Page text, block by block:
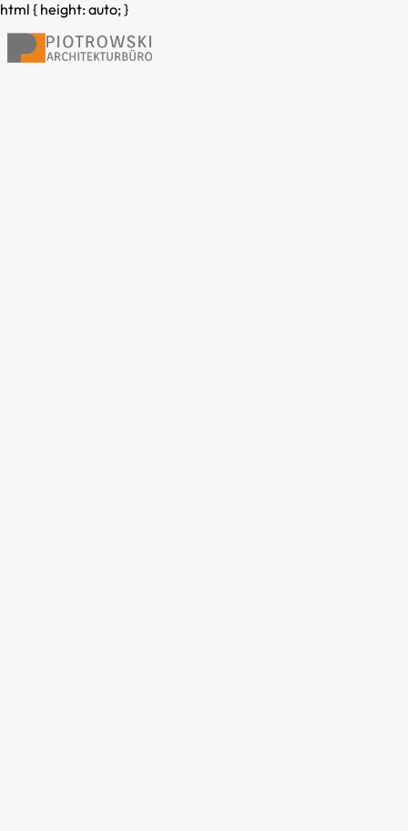
html { height: auto; }